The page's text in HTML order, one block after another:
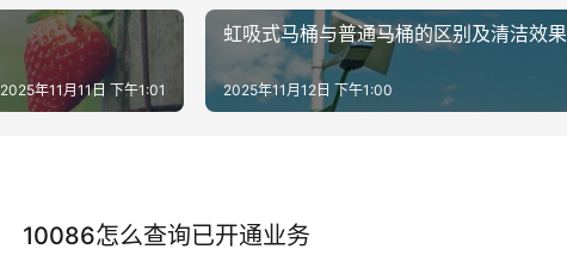
2025年11月11日 下午1:01
虹吸式马桶与普通马桶的区别及清洁效果
2025年11月12日 下午1:00
10086怎么查询已开通业务